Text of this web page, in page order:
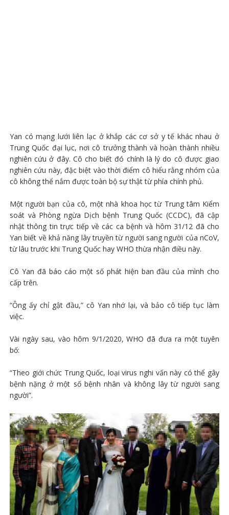
Yan có mạng lưới liên lạc ở khắp các cơ sở y tế khác nhau ở
Trung Quốc đại lục, nơi cô trưởng thành và hoàn thành nhiều
nghiên cứu ở đây. Cô cho biết đó chính là lý do cô được giao
nghiên cứu này, đặc biệt vào thời điểm cô hiểu rằng nhóm của
cô không thể nắm được toàn bộ sự thật từ phía chính phủ.
Một người bạn của cô, một nhà khoa học từ Trung tâm Kiểm
soát và Phòng ngừa Dịch bệnh Trung Quốc (CCDC), đã cập
nhật thông tin trực tiếp về các ca bệnh và hôm 31/12 đã cho
Yan biết về khả năng lây truyền từ người sang người của nCoV,
từ lâu trước khi Trung Quốc hay WHO thừa nhận điều này.
Cô Yan đã báo cáo một số phát hiện ban đầu của mình cho
cấp trên.
“Ông ấy chỉ gật đầu,” cô Yan nhớ lại, và bảo cô tiếp tục làm
việc.
Vài ngày sau, vào hôm 9/1/2020, WHO đã đưa ra một tuyên
bố:
“Theo giới chức Trung Quốc, loại virus nghi vấn này có thể gây
bệnh nặng ở một số bệnh nhân và không lây từ người sang
người”.